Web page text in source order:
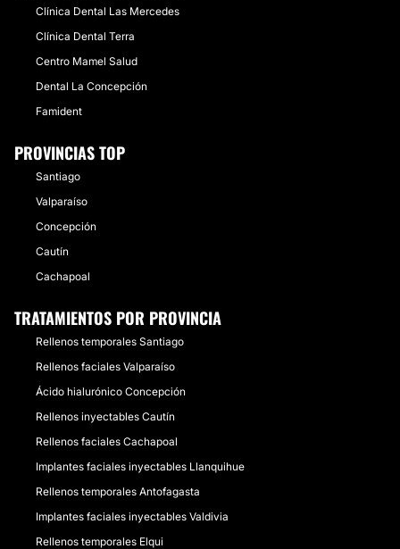
Clínica Dental Las Mercedes
Clínica Dental Terra
Centro Mamel Salud
Dental La Concepción
Famident
PROVINCIAS TOP
Santiago
Valparaíso
Concepción
Cautín
Cachapoal
TRATAMIENTOS POR PROVINCIA
Rellenos temporales Santiago
Rellenos faciales Valparaíso
Ácido hialurónico Concepción
Rellenos inyectables Cautín
Rellenos faciales Cachapoal
Implantes faciales inyectables Llanquihue
Rellenos temporales Antofagasta
Implantes faciales inyectables Valdivia
Rellenos temporales Elqui